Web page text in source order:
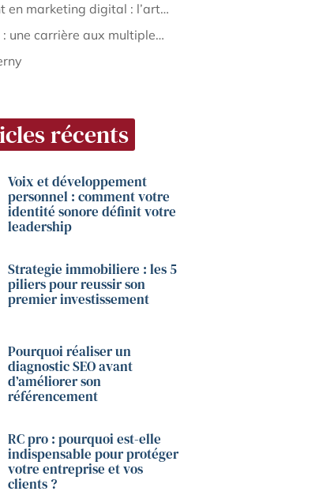
Consultant en marketing digital : l’artiste de la visibilité en ligne
Le conseil : une carrière aux multiples facettes
récents
Voix et développement
personnel : comment votre
identité sonore définit votre
leadership
Strategie immobiliere : les 5
piliers pour reussir son
premier investissement
Pourquoi réaliser un
diagnostic SEO avant
d’améliorer son
référencement
RC pro : pourquoi est-elle
indispensable pour protéger
votre entreprise et vos
clients ?